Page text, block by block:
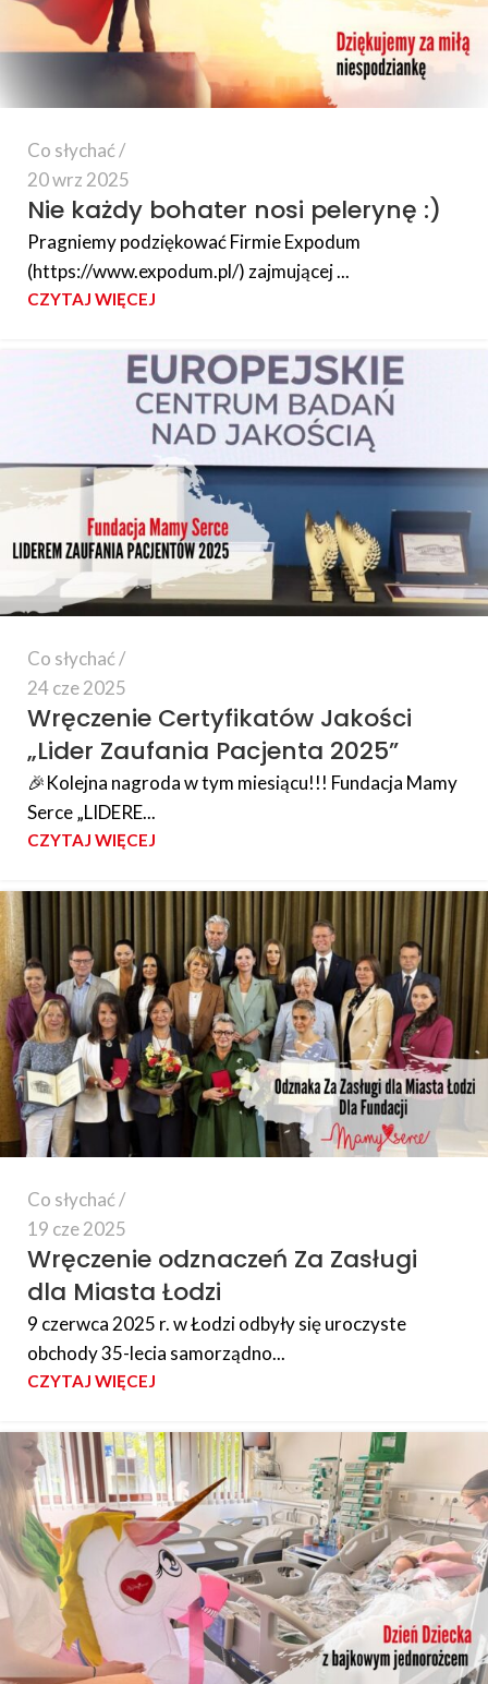
Co słychać
20 wrz 2025
Nie każdy bohater nosi pelerynę :)
Pragniemy podziękować Firmie Expodum
(https://www.expodum.pl/) zajmującej ...
CZYTAJ WIĘCEJ
Co słychać
24 cze 2025
Wręczenie Certyfikatów Jakości
„Lider Zaufania Pacjenta 2025”
🎉Kolejna nagroda w tym miesiącu!!! Fundacja Mamy
Serce „LIDERE...
CZYTAJ WIĘCEJ
Co słychać
19 cze 2025
Wręczenie odznaczeń Za Zasługi
dla Miasta Łodzi
9 czerwca 2025 r. w Łodzi odbyły się uroczyste
obchody 35-lecia samorządno...
CZYTAJ WIĘCEJ